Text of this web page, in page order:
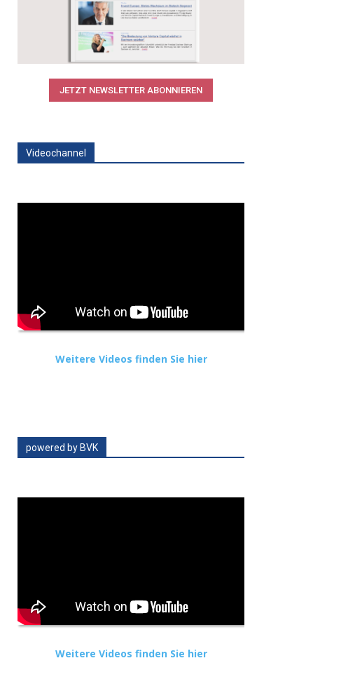
JETZT NEWSLETTER ABONNIEREN
Videochannel
Weitere Videos finden Sie hier
powered by BVK
Weitere Videos finden Sie hier